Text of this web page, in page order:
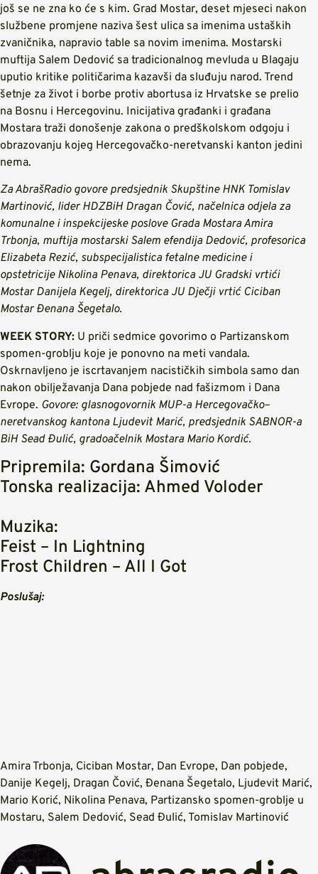
još se ne zna ko će s kim. Grad Mostar, deset mjeseci nakon
službene promjene naziva šest ulica sa imenima ustaških
zvaničnika, napravio table sa novim imenima. Mostarski
muftija Salem Dedović sa tradicionalnog mevluda u Blagaju
uputio kritike političarima kazavši da sluđuju narod. Trend
šetnje za život i borbe protiv abortusa iz Hrvatske se prelio
na Bosnu i Hercegovinu. Inicijativa građanki i građana
Mostara traži donošenje zakona o predškolskom odgoju i
obrazovanju kojeg Hercegovačko-neretvanski kanton jedini
nema.
Za AbrašRadio govore predsjednik Skupštine HNK Tomislav
Martinović, lider HDZBiH Dragan Čović, načelnica odjela za
komunalne i inspekcijeske poslove Grada Mostara Amira
Trbonja, muftija mostarski Salem efendija Dedović, profesorica
Elizabeta Rezić, subspecijalistica fetalne medicine i
opstetricije Nikolina Penava, direktorica JU Gradski vrtići
Mostar Danijela Kegelj, direktorica JU Dječji vrtić Ciciban
Mostar Đenana Šegetalo.
WEEK STORY: U priči sedmice govorimo o Partizanskom
spomen-groblju koje je ponovno na meti vandala.
Oskrnavljeno je iscrtavanjem nacističkih simbola samo dan
nakon obilježavanja Dana pobjede nad fašizmom i Dana
Evrope. Govore: glasnogovornik MUP-a Hercegovačko–
neretvanskog kantona Ljudevit Marić, predsjednik SABNOR-a
BiH Sead Đulić, gradoačelnik Mostara Mario Kordić.
Pripremila: Gordana Šimović
Tonska realizacija: Ahmed Voloder
Muzika:
Feist – In Lightning
Frost Children – All I Got
Poslušaj:
Amira Trbonja, Ciciban Mostar, Dan Evrope, Dan pobjede,
Danije Kegelj, Dragan Čović, Đenana Šegetalo, Ljudevit Marić,
Mario Korić, Nikolina Penava, Partizansko spomen-groblje u
Mostaru, Salem Dedović, Sead Đulić, Tomislav Martinović